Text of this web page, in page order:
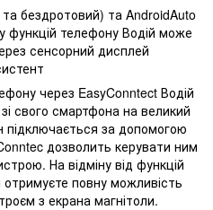
бездротовий) та AndroidAuto
функцій телефону Водій може
сенсорний дисплей
через EasyConntect Водій
свого смартфона на великий
підключається за допомогою
дозволить керувати ним
На відміну від функцій
повну можливість
з екрана магнітоли.